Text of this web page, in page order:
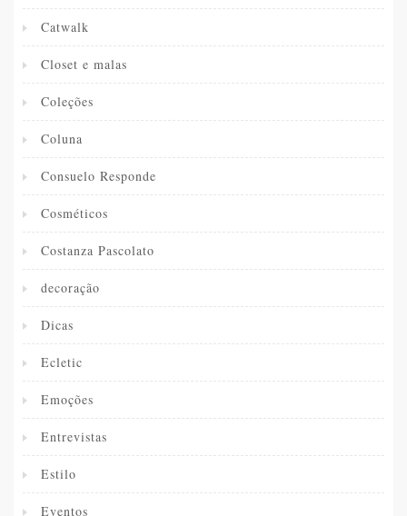
Catwalk
Closet e malas
Coleções
Coluna
Consuelo Responde
Cosméticos
Costanza Pascolato
decoração
Dicas
Ecletic
Emoções
Entrevistas
Estilo
Eventos